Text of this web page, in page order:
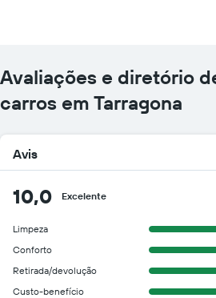
Avaliações e diretório
carros em Tarragona
Avis
10,0 Excelente
Limpeza
Conforto
Retirada/devolução
Custo-benefício